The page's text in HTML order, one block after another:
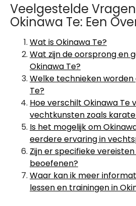
Veelgestelde
Okinawa Te: Een
Wat is Okinawa Te?
Wat zijn de oorsprong en
Okinawa Te?
Welke technieken
Te?
Hoe verschilt Okinawa Te
vechtkunsten zoals
Is het mogelijk om
eerdere ervaring in
Zijn er specifieke
beoefenen?
Waar kan ik meer
lessen en trainingen in